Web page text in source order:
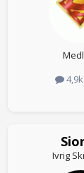
4,9k
Ivrig